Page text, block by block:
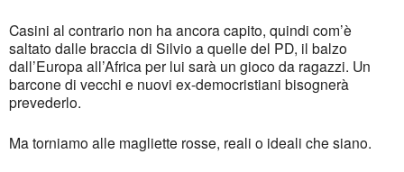
Casini al contrario non ha ancora capito, quindi com’è
saltato dalle braccia di Silvio a quelle del PD, il balzo
dall’Europa all’Africa per lui sarà un gioco da ragazzi. Un
barcone di vecchi e nuovi ex-democristiani bisognerà
prevederlo.
Ma torniamo alle magliette rosse, reali o ideali che siano.